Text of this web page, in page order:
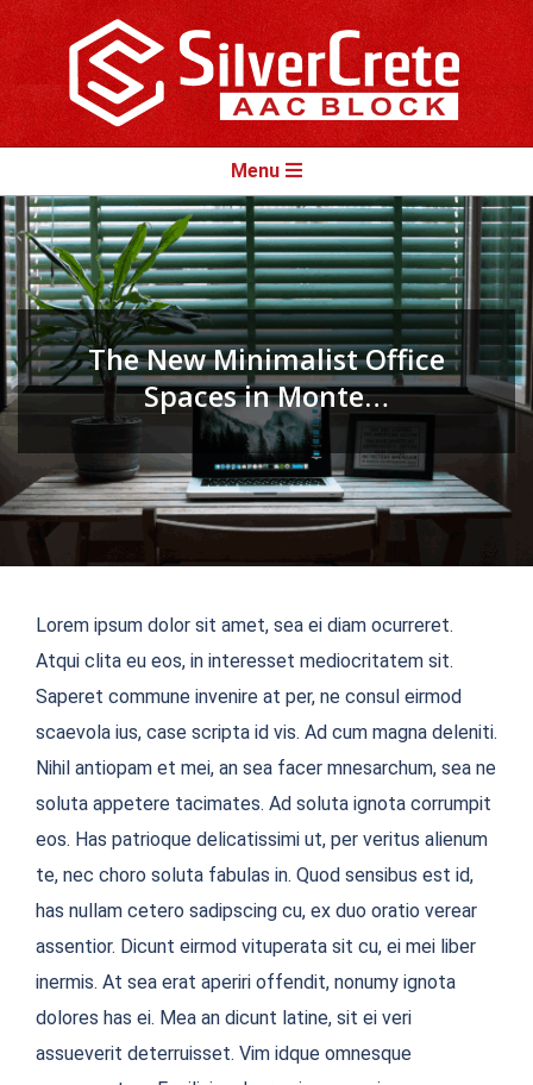
Skip
content
Navigation
Menu
Menu
The New Minimalist Office
Spaces in Monte…
Lorem ipsum dolor sit amet, sea ei diam ocurreret.
Atqui clita eu eos, in interesset mediocritatem sit.
Saperet commune invenire at per, ne consul eirmod
scaevola ius, case scripta id vis. Ad cum magna deleniti.
Nihil antiopam et mei, an sea facer mnesarchum, sea ne
soluta appetere tacimates. Ad soluta ignota corrumpit
eos. Has patrioque delicatissimi ut, per veritus alienum
te, nec choro soluta fabulas in. Quod sensibus est id,
has nullam cetero sadipscing cu, ex duo oratio verear
assentior. Dicunt eirmod vituperata sit cu, ei mei liber
inermis. At sea erat aperiri offendit, nonumy ignota
dolores has ei. Mea an dicunt latine, sit ei veri
assueverit deterruisset. Vim idque omnesque